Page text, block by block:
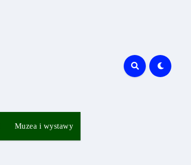
Muzea i wystawy